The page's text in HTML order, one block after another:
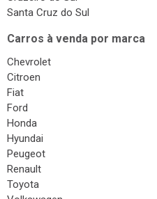
Citroen
Fiat
Ford
Honda
Hyundai
Peugeot
Renault
Toyota
Volkswagen